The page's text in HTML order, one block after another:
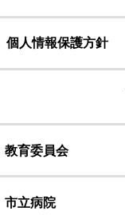
個人情報保護方針
教育委員会
市立病院